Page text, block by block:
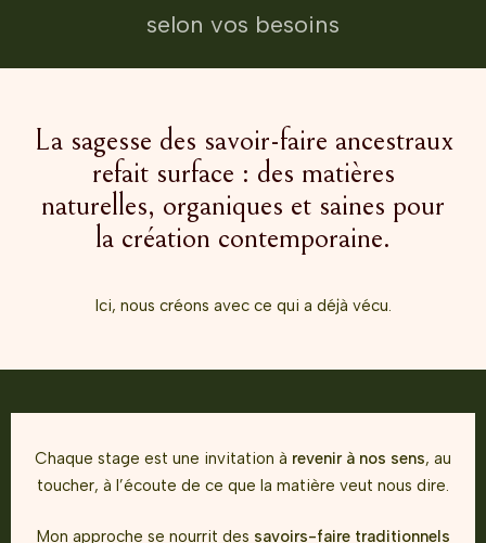
selon vos besoins
La sagesse des savoir-faire ancestraux
refait surface : des matières
naturelles, organiques et saines pour
la création contemporaine.
Ici, nous créons avec ce qui a déjà vécu.
Chaque stage est une invitation à revenir à nos sens, au
toucher, à l’écoute de ce que la matière veut nous dire.
Mon approche se nourrit des savoirs-faire traditionnels